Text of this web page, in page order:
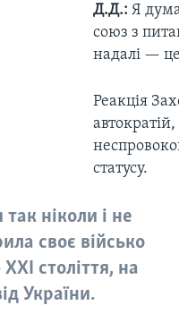
Д.Д.:Я
союз з
надалі —
Реакція
статусу.
так ніколи і не
своє військо
століття, на
України.